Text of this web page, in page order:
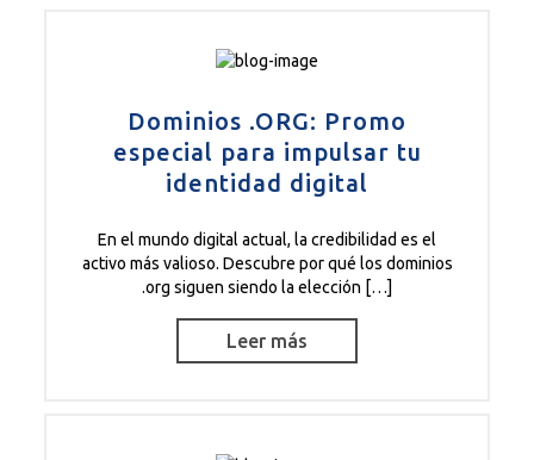
Dominios .ORG: Promo
especial para impulsar tu
identidad digital
En el mundo digital actual, la credibilidad es el
activo más valioso. Descubre por qué los dominios
.org siguen siendo la elección […]
Leer más